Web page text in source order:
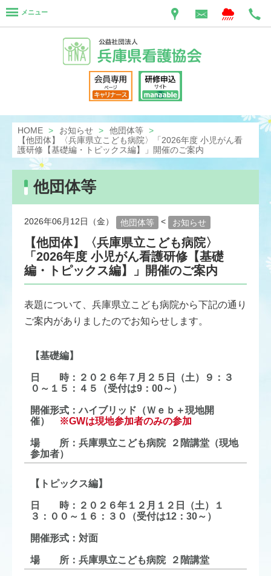
メニュー
HOME お知らせ
他団体等
【他団体】〈兵庫県立こども病院〉「2026年度 小児がん看
護研修【基礎編・トピックス編】」開催のご案内
他団体等
2026年06月12日（金） 他団体等 < お知らせ
【他団体】〈兵庫県立こども病院〉
「2026年度 小児がん看護研修【基礎
編・トピックス編】」開催のご案内
表題について、兵庫県立こども病院から下記の通り
ご案内がありましたのでお知らせします。
【基礎編】
日 時：２０２６年７月２５日（土）９：３
０～１５：４５（受付は9：00～）
開催形式：ハイブリッド（Ｗｅｂ＋現地開
催）
※GWは現地参加者のみの参加
場 所：兵庫県立こども病院 ２階講堂（現地
参加者）
【トピックス編】
日 時：２０２６年１２月１２日（土）１
３：００～１６：３０（受付は12：30～）
開催形式：対面
場 所：兵庫県立こども病院 ２階講堂